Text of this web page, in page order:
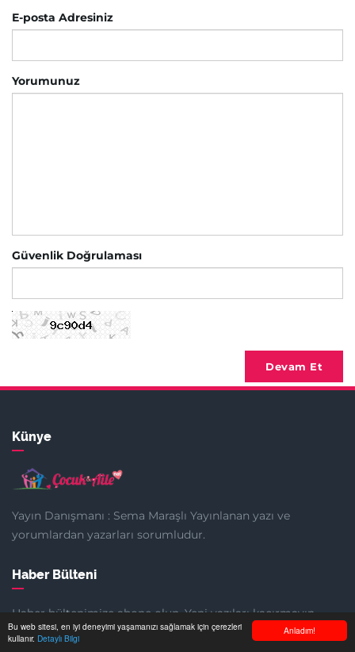
Anladım!
Bu web sitesi, en iyi deneyimi yaşamanızı sağlamak için çerezleri
kullanır. Detaylı Bilgi
E-posta Adresiniz
Yorumunuz
Güvenlik Doğrulaması
Devam Et
Künye
Yayın Danışmanı : Sema Maraşlı Yayınlanan yazı ve
yorumlardan yazarları sorumludur.
Haber Bülteni
Haber bültenimize abone olun. Yeni yazıları kaçırmayın.